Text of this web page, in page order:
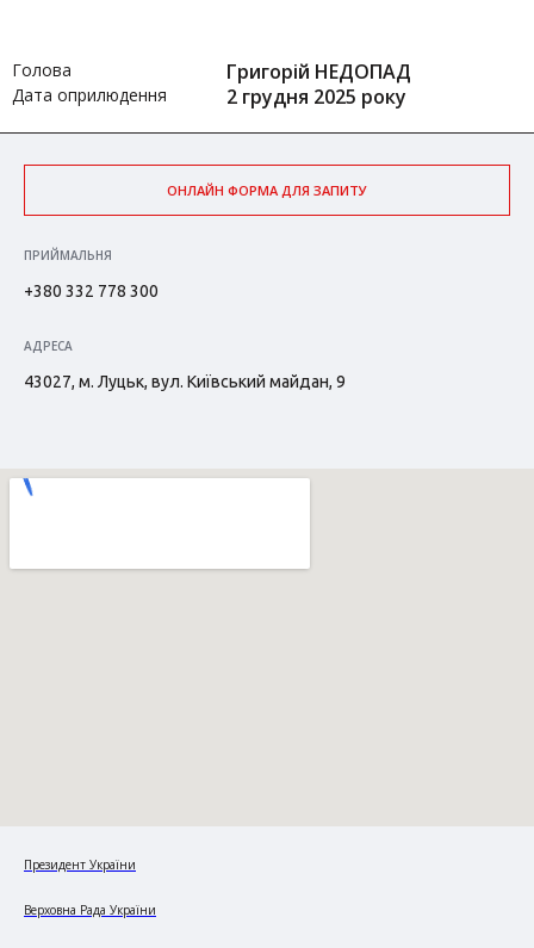
Голова Григорій НЕДОПАД
Дата оприлюдення 2 грудня 2025 року
ОНЛАЙН ФОРМА ДЛЯ ЗАПИТУ
ПРИЙМАЛЬНЯ
+380 332 778 300
АДРЕСА
43027, м. Луцьк, вул. Київський майдан, 9
Президент України
Верховна Рада України